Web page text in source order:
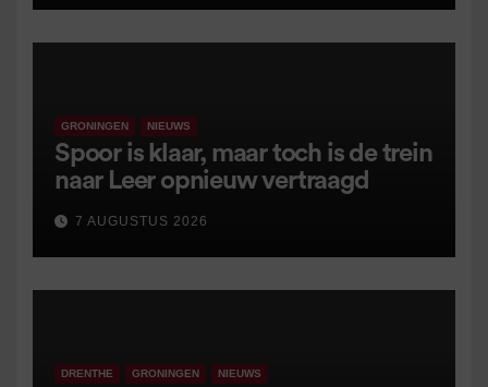
GRONINGEN NIEUWS
Spoor is klaar, maar toch is de trein
naar Leer opnieuw vertraagd
7 AUGUSTUS 2026
DRENTHE GRONINGEN NIEUWS